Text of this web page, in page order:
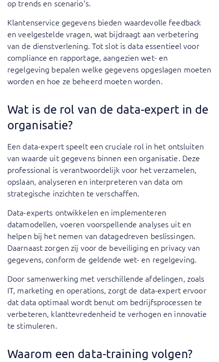
op trends en scenario’s.
Klantenservice gegevens bieden waardevolle feedback
en veelgestelde vragen, wat bijdraagt aan verbetering
van de dienstverlening. Tot slot is data essentieel voor
compliance en rapportage, aangezien wet- en
regelgeving bepalen welke gegevens opgeslagen moeten
worden en hoe ze beheerd moeten worden.
Wat is de rol van de data-expert in de
organisatie?
Een data-expert speelt een cruciale rol in het ontsluiten
van waarde uit gegevens binnen een organisatie. Deze
professional is verantwoordelijk voor het verzamelen,
opslaan, analyseren en interpreteren van data om
strategische inzichten te verschaffen.
Data-experts ontwikkelen en implementeren
datamodellen, voeren voorspellende analyses uit en
helpen bij het nemen van datagedreven beslissingen.
Daarnaast zorgen zij voor de beveiliging en privacy van
gegevens, conform de geldende wet- en regelgeving.
Door samenwerking met verschillende afdelingen, zoals
IT, marketing en operations, zorgt de data-expert ervoor
dat data optimaal wordt benut om bedrijfsprocessen te
verbeteren, klanttevredenheid te verhogen en innovatie
te stimuleren.
Waarom een data-training volgen?